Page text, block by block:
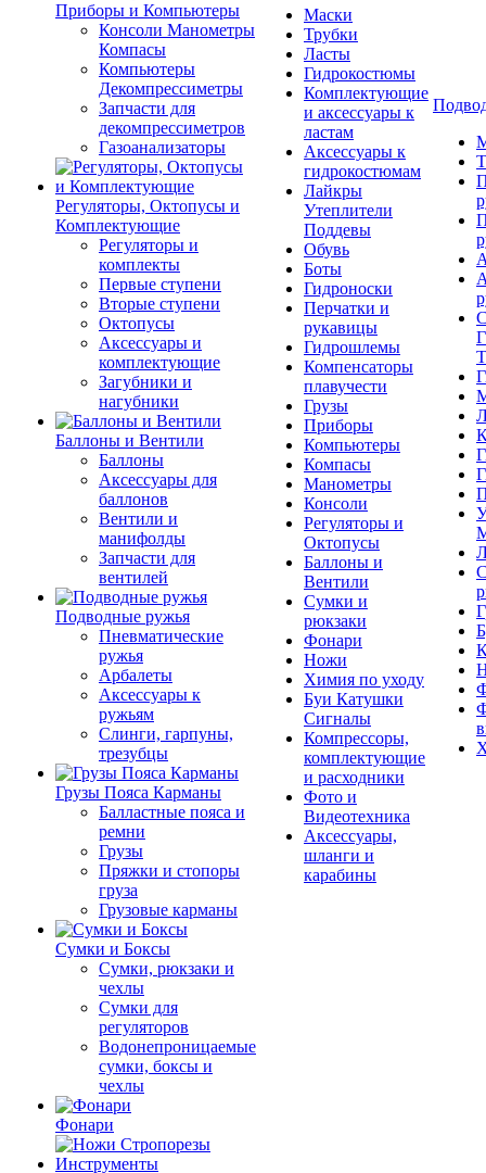
Приборы и Компьютеры
Консоли Манометры
Компасы
Компьютеры
Декомпрессиметры
Запчасти для
декомпрессиметров
Газоанализаторы
Регуляторы, Октопусы и
Комплектующие
Регуляторы и
комплекты
Первые ступени
Вторые ступени
Октопусы
Аксессуары и
комплектующие
Загубники и
нагубники
Баллоны и Вентили
Баллоны
Аксессуары для
баллонов
Вентили и
манифолды
Запчасти для
вентилей
Подводные ружья
Пневматические
ружья
Арбалеты
Аксессуары к
ружьям
Слинги, гарпуны,
трезубцы
Грузы Пояса Карманы
Балластные пояса и
ремни
Грузы
Пряжки и стопоры
груза
Грузовые карманы
Сумки и Боксы
Сумки, рюкзаки и
чехлы
Сумки для
регуляторов
Водонепроницаемые
сумки, боксы и
чехлы
Фонари
Маски
Трубки
Ласты
Гидрокостюмы
Комплектующие
и аксессуары к
ластам
Аксессуары к
гидрокостюмам
Лайкры
Утеплители
Поддевы
Обувь
Боты
Гидроноски
Перчатки и
рукавицы
Гидрошлемы
Компенсаторы
плавучести
Грузы
Приборы
Компьютеры
Компасы
Манометры
Консоли
Регуляторы и
Октопусы
Баллоны и
Вентили
Сумки и
рюкзаки
Фонари
Ножи
Химия по уходу
Буи Катушки
Сигналы
Компрессоры,
комплектующие
и расходники
Фото и
Видеотехника
Аксессуары,
шланги и
карабины